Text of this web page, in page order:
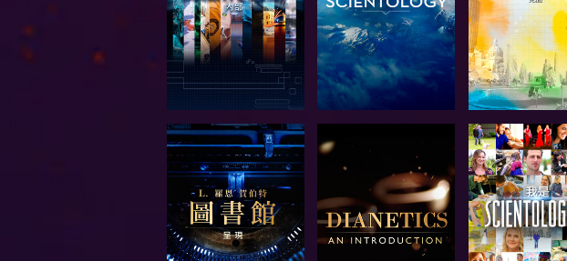
探索系列節目 探索系列節目 探索系列節